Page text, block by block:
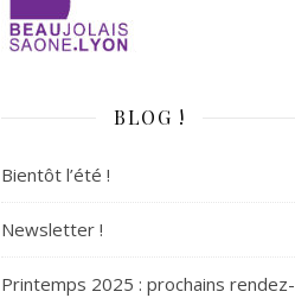
BLOG !
Bientôt l’été !
Newsletter !
Printemps 2025 : prochains rendez-